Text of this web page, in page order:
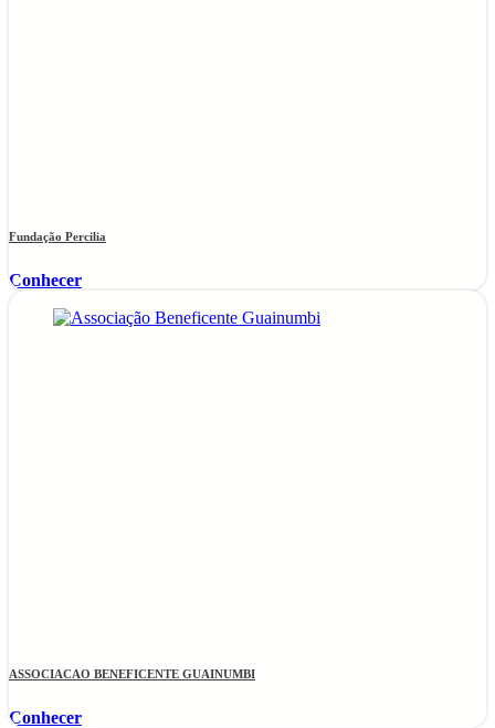
Fundação Percilia
Conhecer
ASSOCIACAO BENEFICENTE GUAINUMBI
Conhecer